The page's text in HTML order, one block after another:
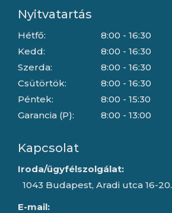
Nyitvatartás
Hétfő:
Kedd:
Szerda:
Csütörtök:
Péntek:
Garancia (P):
8:00 - 16:30
8:00 - 16:30
8:00 - 16:30
8:00 - 16:30
8:00 - 15:30
8:00 - 13:00
Kapcsolat
Iroda/ügyfélszolgálat:
1043 Budapest, Aradi utca 16-20.
E-mail: